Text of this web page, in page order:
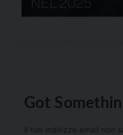
Got
Il tuo indirizzo email non